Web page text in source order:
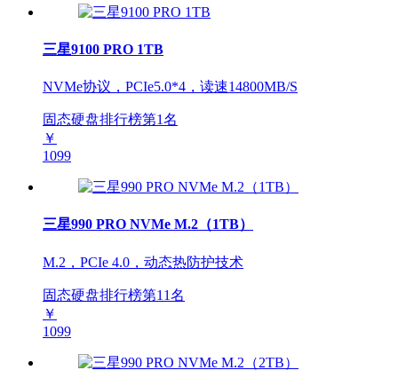
三星9100 PRO 1TB
NVMe协议，PCIe5.0*4，读速14800MB/S
固态硬盘排行榜第1名
￥
1099
三星990 PRO NVMe M.2（1TB）
M.2，PCIe 4.0，动态热防护技术
固态硬盘排行榜第11名
￥
1099